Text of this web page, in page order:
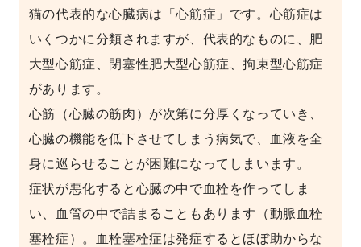
猫の代表的な心臓病は「心筋症」です。心筋症は
いくつかに分類されますが、代表的なものに、肥
大型心筋症、閉塞性肥大型心筋症、拘束型心筋症
があります。
心筋（心臓の筋肉）が次第に分厚くなっていき、
心臓の機能を低下させてしまう病気で、血液を全
身に巡らせることが困難になってしまいます。
症状が悪化すると心臓の中で血栓を作ってしま
い、血管の中で詰まることもあります（動脈血栓
塞栓症）。血栓塞栓症は発症するとほぼ助からな